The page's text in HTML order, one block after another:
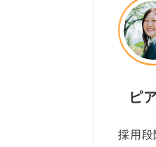
ピ
採用段